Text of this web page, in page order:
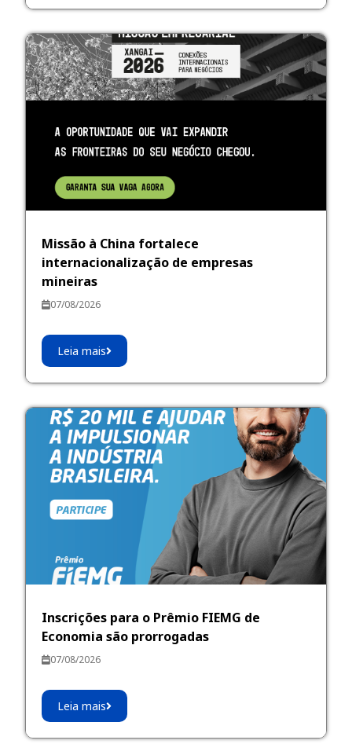
Missão à China fortalece
internacionalização de empresas
mineiras
07/08/2026
Leia mais
Inscrições para o Prêmio FIEMG de
Economia são prorrogadas
07/08/2026
Leia mais